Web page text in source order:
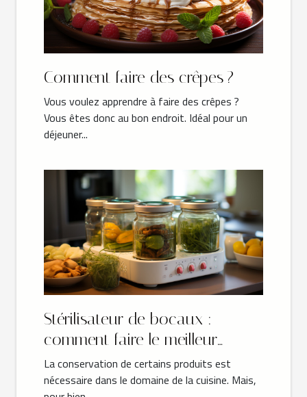
Comment faire des crêpes ?
Vous voulez apprendre à faire des crêpes ?
Vous êtes donc au bon endroit. Idéal pour un
déjeuner...
Stérilisateur de bocaux :
comment faire le meilleur
choix ?
La conservation de certains produits est
nécessaire dans le domaine de la cuisine. Mais,